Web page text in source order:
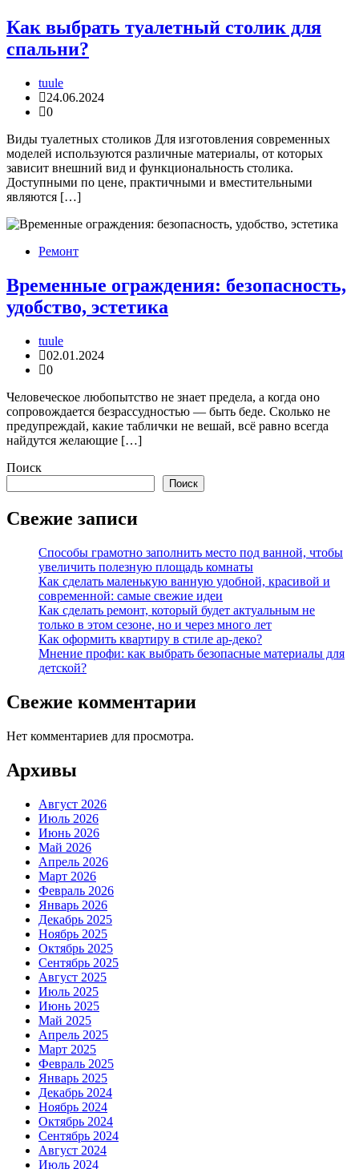
Как выбрать туалетный столик для
спальни?
tuule
24.06.2024
0
Виды туалетных столиков Для изготовления современных
моделей используются различные материалы, от которых
зависит внешний вид и функциональность столика.
Доступными по цене, практичными и вместительными
являются […]
Ремонт
Временные ограждения: безопасность,
удобство, эстетика
tuule
02.01.2024
0
Человеческое любопытство не знает предела, а когда оно
сопровождается безрассудностью — быть беде. Сколько не
предупреждай, какие таблички не вешай, всё равно всегда
найдутся желающие […]
Поиск
Поиск
Свежие записи
Способы грамотно заполнить место под ванной, чтобы
увеличить полезную площадь комнаты
Как сделать маленькую ванную удобной, красивой и
современной: самые свежие идеи
Как сделать ремонт, который будет актуальным не
только в этом сезоне, но и через много лет
Как оформить квартиру в стиле ар-деко?
Мнение профи: как выбрать безопасные материалы для
детской?
Свежие комментарии
Нет комментариев для просмотра.
Архивы
Август 2026
Июль 2026
Июнь 2026
Май 2026
Апрель 2026
Март 2026
Февраль 2026
Январь 2026
Декабрь 2025
Ноябрь 2025
Октябрь 2025
Сентябрь 2025
Август 2025
Июль 2025
Июнь 2025
Май 2025
Апрель 2025
Март 2025
Февраль 2025
Январь 2025
Декабрь 2024
Ноябрь 2024
Октябрь 2024
Сентябрь 2024
Август 2024
Июль 2024